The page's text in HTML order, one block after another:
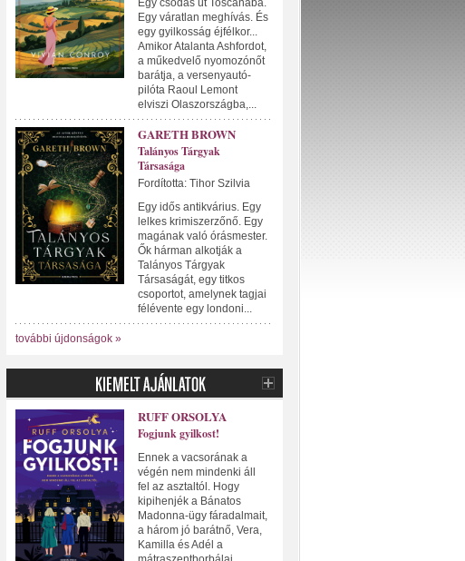
Egy csodás út Toscanába.
Egy váratlan meghívás. És
egy gyilkosság éjfélkor...
Amikor Atalanta Ashfordot,
a műkedvelő nyomozónőt
barátja, a versenyautó-
pilóta Raoul Lemont
elviszi Olaszországba,...
GARETH BROWN
Talányos Tárgyak
Társasága
Fordította: Tihor Szilvia
Egy idős antikvárius. Egy
lelkes krimiszerzőnő. Egy
magának való órásmester.
Ők hárman alkotják a
Talányos Tárgyak
Társaságát, egy titkos
csoportot, amelynek tagjai
félévente egy londoni...
további újdonságok »
RUFF ORSOLYA
Fogjunk gyilkost!
Ennek a vacsorának a
végén nem mindenki áll
fel az asztaltól. Hogy
kipihenjék a Bánatos
Madonna-ügy fáradalmait,
a három jó barátnő, Vera,
Kamilla és Adél a